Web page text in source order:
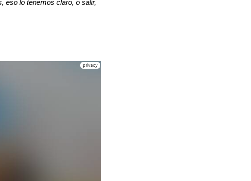
eso lo tenemos claro, o salir,